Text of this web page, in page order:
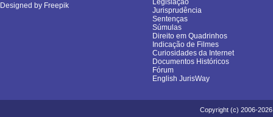
Designed by Freepik
Legislação
Jurisprudência
Sentenças
Súmulas
Direito em Quadrinhos
Indicação de Filmes
Curiosidades da Internet
Documentos Históricos
Fórum
English JurisWay
Copyright (c) 2006-